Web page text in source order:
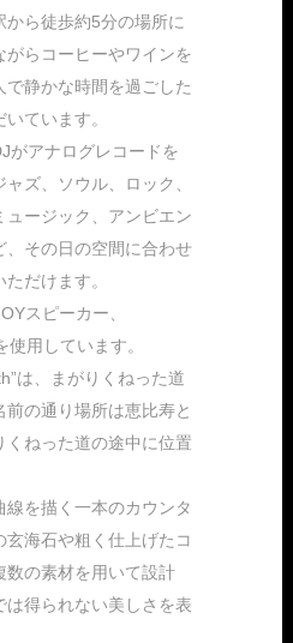
ら徒歩約5分の場所に
がらコーヒーやワインを
静かな時間を過ごした
ています。
がアナログレコードを
ズ、ソウル、ロック、
ュージック、アンビエン
、その日の空間に合わせ
だけます。
スピーカー、
用しています。
は、まがりくねった道
前の通り場所は恵比寿と
くねった道の途中に位置
線を描く一本のカウンタ
玄海石や粗く仕上げたコ
数の素材を用いて設計
は得られない美しさを表